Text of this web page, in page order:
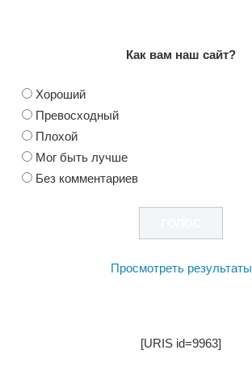
Как вам наш сайт?
Хороший
Превосходный
Плохой
Мог быть лучше
Без комментариев
Просмотреть результаты
[URIS id=9963]